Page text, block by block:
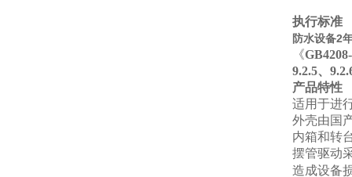
执行标准
防水设备2
《
9.2.5、
产品特性
适用于进
外壳由国
内箱和转
摆管驱动
造成设备